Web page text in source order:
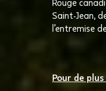
Rouge
Saint-Jean,
l’entremise
Pour de